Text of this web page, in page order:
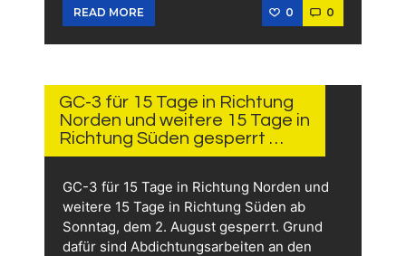
READ MORE 0 0
GC-3 für 15 Tage in Richtung
Norden und weitere 15 Tage in
Richtung Süden gesperrt …
GC-3 für 15 Tage in Richtung Norden und
weitere 15 Tage in Richtung Süden ab
Sonntag, dem 2. August gesperrt. Grund
dafür sind Abdichtungsarbeiten an den